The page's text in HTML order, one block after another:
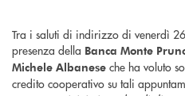
Tra i saluti di indirizzo di venerdì
presenza della Banca Monte
Michele Albanese che ha voluto
credito cooperativo su tali